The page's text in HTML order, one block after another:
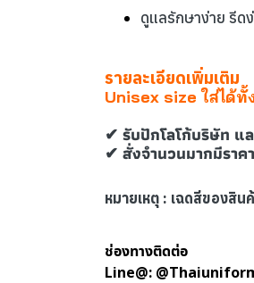
ดูแลรักษาง่าย รีด
รายละเอียดเพิ่มเติม
Unisex size ใส่ได้
✔ รับปักโลโก้บริษัท แ
✔ สั่งจำนวนมากมีราค
หมายเหตุ : เฉดสีของสิ
ช่องทางติดต่อ
Line@: